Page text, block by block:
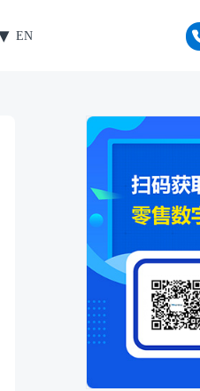
EN